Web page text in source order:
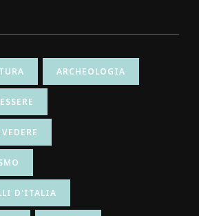
ARCHEOLOGIA
D'ITALIA